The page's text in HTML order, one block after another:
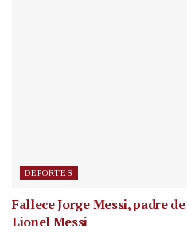
DEPORTES
Fallece Jorge Messi, padre
Lionel Messi